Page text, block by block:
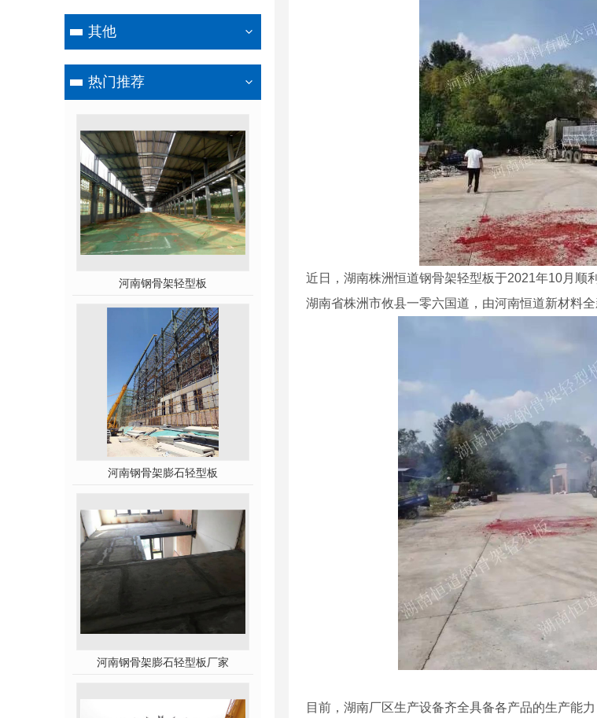
其他
热门推荐
河南钢骨架轻型板
河南钢骨架膨石轻型板
河南钢骨架膨石轻型板厂家
近日，湖南株洲恒道钢骨架轻型板于2021年10月顺
湖南省株洲市攸县一零六国道，由河南恒道新材料全
目前，湖南厂区生产设备齐全具备各产品的生产能